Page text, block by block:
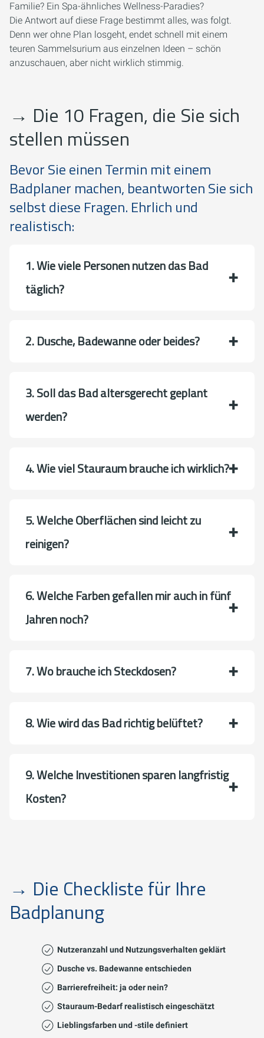
Familie? Ein Spa-ähnliches Wellness-Paradies?
Die Antwort auf diese Frage bestimmt alles, was folgt.
Denn wer ohne Plan losgeht, endet schnell mit einem
teuren Sammelsurium aus einzelnen Ideen – schön
anzuschauen, aber nicht wirklich stimmig.
→ Die 10 Fragen, die Sie sich
stellen müssen
Bevor Sie einen Termin mit einem
Badplaner machen, beantworten Sie sich
selbst diese Fragen. Ehrlich und
realistisch:
1. Wie viele Personen nutzen das Bad
täglich?
2. Dusche, Badewanne oder beides?
3. Soll das Bad altersgerecht geplant
werden?
4. Wie viel Stauraum brauche ich wirklich?
5. Welche Oberflächen sind leicht zu
reinigen?
6. Welche Farben gefallen mir auch in fünf
Jahren noch?
7. Wo brauche ich Steckdosen?
8. Wie wird das Bad richtig belüftet?
9. Welche Investitionen sparen langfristig
Kosten?
→ Die Checkliste für Ihre
Badplanung
Nutzeranzahl und Nutzungsverhalten geklärt
Dusche vs. Badewanne entschieden
Barrierefreiheit: ja oder nein?
Stauraum-Bedarf realistisch eingeschätzt
Lieblingsfarben und -stile definiert